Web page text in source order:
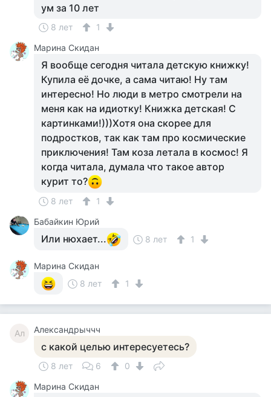
ум за 10 лет
8 лет
1
Марина Скидан
Я вообще сегодня читала детскую книжку!
Купила её дочке, а сама читаю! Ну там
интересно! Но люди в метро смотрели на
меня как на идиотку! Книжка детская! С
картинками!)))Хотя она скорее для
подростков, так как там про космические
приключения! Там коза летала в космос! Я
когда читала, думала что такое автор
курит то?
8 лет
1
Бабайкин Юрий
Или нюхает... 8 лет 1
Марина Скидан
8 лет
1
Ал Александрыччч
с какой целью интересуетесь?
8 лет 6
0
Марина Скидан